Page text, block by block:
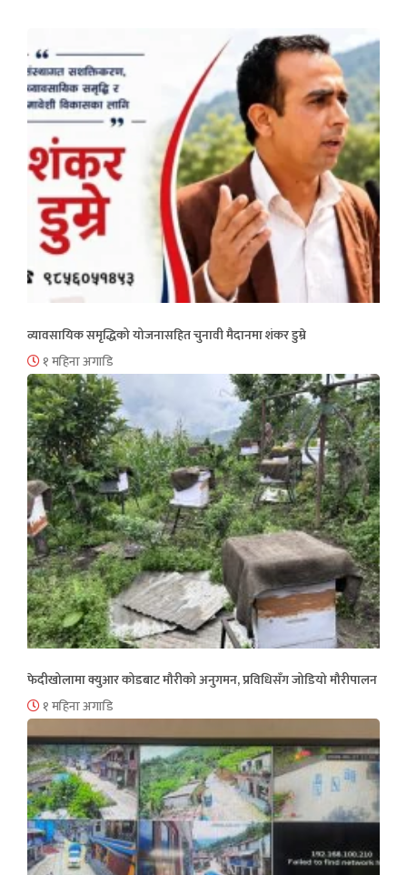
व्यावसायिक समृद्धिको योजनासहित चुनावी मैदानमा शंकर डुम्रे
१ महिना अगाडि
फेदीखोलामा क्युआर कोडबाट मौरीको अनुगमन, प्रविधिसँग जोडियो मौरीपालन
१ महिना अगाडि